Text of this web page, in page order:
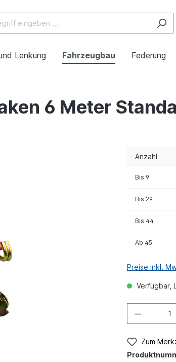
Lenkung Fahrzeugbau Federung
6 Meter
Anzahl
Bis 9
Bis 29
Bis 44
Ab 45
Preise inkl.
Verfügbar,
Zum